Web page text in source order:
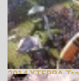
2014 XTERRA